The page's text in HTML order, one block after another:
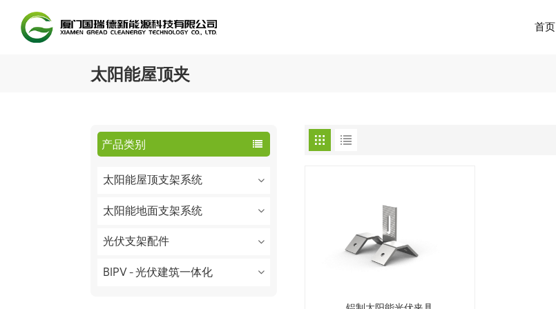
首页
太阳能屋顶夹
产品类别
太阳能屋顶支架系统
太阳能地面支架系统
光伏支架配件
BIPV - 光伏建筑一体化